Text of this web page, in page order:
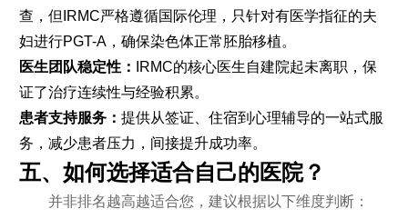
查，但IRMC严格遵循国际伦理，只针对有医学指征的夫
妇进行PGT-A，确保染色体正常胚胎移植。
医生团队稳定性：
IRMC的核心医生自建院起未离职，保
证了治疗连续性与经验积累。
患者支持服务： 提供从签证、住宿到心理辅导的一站式服
务，减少患者压力，间接提升成功率。
五、如何选择适合自己的医院？
并非排名越高越适合您，建议根据以下维度判断：